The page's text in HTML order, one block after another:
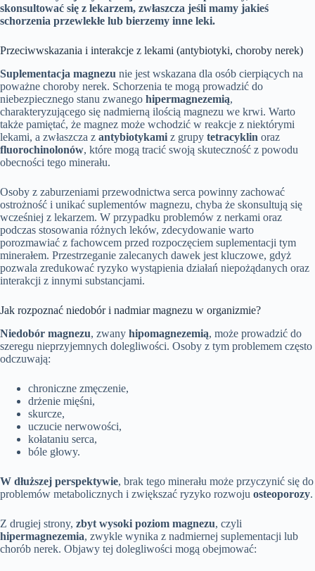
skonsultować się z lekarzem, zwłaszcza jeśli mamy jakieś
schorzenia przewlekłe lub bierzemy inne leki.
Przeciwwskazania i interakcje z lekami (antybiotyki, choroby nerek)
Suplementacja magnezu nie jest wskazana dla osób cierpiących na
poważne choroby nerek. Schorzenia te mogą prowadzić do
niebezpiecznego stanu zwanego hipermagnezemią,
charakteryzującego się nadmierną ilością magnezu we krwi. Warto
także pamiętać, że magnez może wchodzić w reakcje z niektórymi
lekami, a zwłaszcza z antybiotykami z grupy tetracyklin oraz
fluorochinolonów, które mogą tracić swoją skuteczność z powodu
obecności tego minerału.
Osoby z zaburzeniami przewodnictwa serca powinny zachować
ostrożność i unikać suplementów magnezu, chyba że skonsultują się
wcześniej z lekarzem. W przypadku problemów z nerkami oraz
podczas stosowania różnych leków, zdecydowanie warto
porozmawiać z fachowcem przed rozpoczęciem suplementacji tym
minerałem. Przestrzeganie zalecanych dawek jest kluczowe, gdyż
pozwala zredukować ryzyko wystąpienia działań niepożądanych oraz
interakcji z innymi substancjami.
Jak rozpoznać niedobór i nadmiar magnezu w organizmie?
Niedobór magnezu, zwany hipomagnezemią, może prowadzić do
szeregu nieprzyjemnych dolegliwości. Osoby z tym problemem często
odczuwają:
chroniczne zmęczenie,
drżenie mięśni,
skurcze,
uczucie nerwowości,
kołataniu serca,
bóle głowy.
W dłuższej perspektywie, brak tego minerału może przyczynić się do
problemów metabolicznych i zwiększać ryzyko rozwoju osteoporozy.
Z drugiej strony, zbyt wysoki poziom magnezu, czyli
hipermagnezemia, zwykle wynika z nadmiernej suplementacji lub
chorób nerek. Objawy tej dolegliwości mogą obejmować: